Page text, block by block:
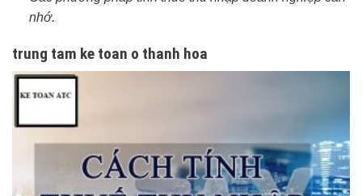
nhớ.
trung tam ke toan o thanh hoa